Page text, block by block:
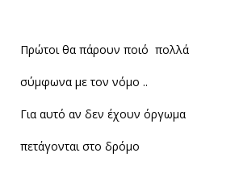
Πρώτοι θα πάρουν ποιό πολλά
σύμφωνα με τον νόμο ..
Για αυτό αν δεν έχουν όργωμα
πετάγονται στο δρόμο